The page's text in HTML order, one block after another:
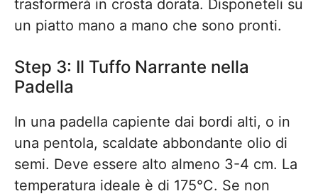
trasformerà in crosta dorata. Disponeteli su
un piatto mano a mano che sono pronti.
Step 3: Il Tuffo Narrante nella
Padella
In una padella capiente dai bordi alti, o in
una pentola, scaldate abbondante olio di
semi. Deve essere alto almeno 3-4 cm. La
temperatura ideale è di 175°C. Se non